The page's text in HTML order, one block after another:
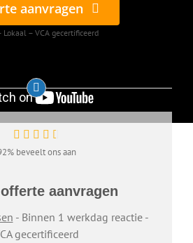
aanvragen
Lokaal – VCA gecertificeerd
beveelt ons aan
aanvragen
- Binnen 1 werkdag reactie -
gecertificeerd